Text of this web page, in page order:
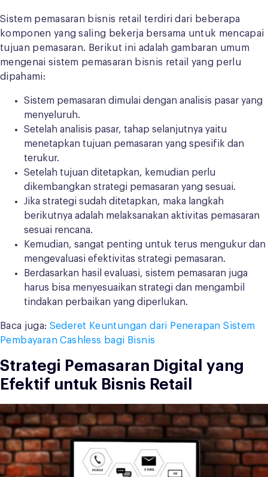
Sistem pemasaran bisnis retail terdiri dari beberapa
komponen yang saling bekerja bersama untuk mencapai
tujuan pemasaran. Berikut ini adalah gambaran umum
mengenai sistem pemasaran bisnis retail yang perlu
dipahami:
Sistem pemasaran dimulai dengan analisis pasar yang
menyeluruh.
Setelah analisis pasar, tahap selanjutnya yaitu
menetapkan tujuan pemasaran yang spesifik dan
terukur.
Setelah tujuan ditetapkan, kemudian perlu
dikembangkan strategi pemasaran yang sesuai.
Jika strategi sudah ditetapkan, maka langkah
berikutnya adalah melaksanakan aktivitas pemasaran
sesuai rencana.
Kemudian, sangat penting untuk terus mengukur dan
mengevaluasi efektivitas strategi pemasaran.
Berdasarkan hasil evaluasi, sistem pemasaran juga
harus bisa menyesuaikan strategi dan mengambil
tindakan perbaikan yang diperlukan.
Baca juga: Sederet Keuntungan dari Penerapan Sistem
Pembayaran Cashless bagi Bisnis
Strategi Pemasaran Digital yang
Efektif untuk Bisnis Retail